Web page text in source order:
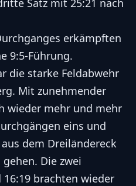
Satz mit 25:21 nach
erkämpften
9:5-Führung.
die starke Feldabwehr
Mit zunehmender
wieder mehr und mehr
eins und
dem Dreiländereck
Die zwei
brachten wieder